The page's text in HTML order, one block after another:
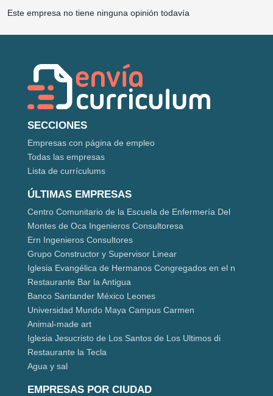
Este empresa no tiene ninguna opinión todavía
SECCIONES
Empresas con página de empleo
Todas las empresas
Lista de currículums
ÚLTIMAS EMPRESAS
Centro Comunitario de la Escuela de Enfermería Del
Montes de Oca Ingenieros Consultoresa
Ern Ingenieros Consultores
Grupo Constructor y Supervisor Linear
Iglesia Evangélica de Hermanos Congregados en el n
Restaurante Bar la Antigua
Banco Santander México Leones
Universidad Mundo Maya Campus Carmen
Animal-made art
Iglesia Jesucristo de Los Santos de Los Ultimos di
Restaurante la Tecla
Agua y sal
EMPRESAS POR CIUDAD